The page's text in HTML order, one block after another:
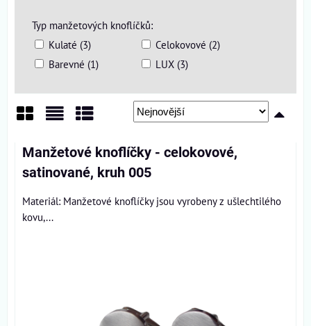
Typ manžetových knoflíčků:
Kulaté (3)
Celokovové (2)
Barevné (1)
LUX (3)
Manžetové knoflíčky - celokovové,
satinované, kruh 005
Materiál: Manžetové knoflíčky jsou vyrobeny z ušlechtilého
kovu,...